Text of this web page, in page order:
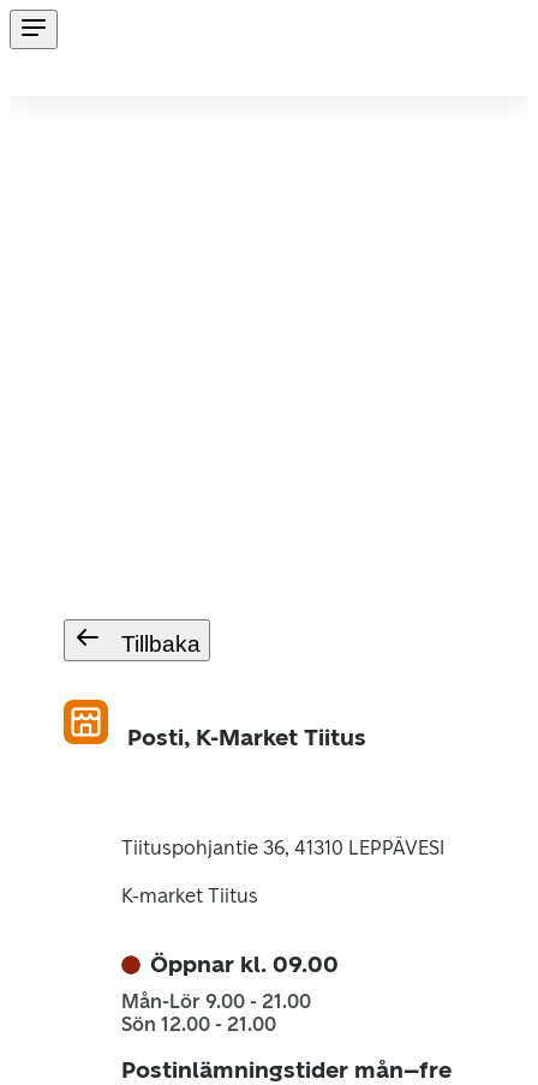
Tillbaka
Posti, K-Market Tiitus
Tiituspohjantie 36, 41310 LEPPÄVESI
K-market Tiitus
Öppnar kl. 09.00
Mån-Lör 9.00 - 21.00
Sön 12.00 - 21.00
Postinlämningstider mån–fre